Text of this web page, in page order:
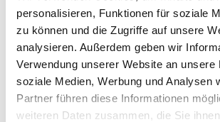
personalisieren, Funktionen für soziale
zu können und die Zugriffe auf unsere
analysieren. Außerdem geben wir
Verwendung unserer Website an unsere
soziale Medien, Werbung und Analysen
Partner führen diese Informationen
weiteren Daten zusammen, die Sie
Spannrahmen für Fenster
Der robuste Spannrahmen SP-B von
zuverlässigen Insektenschutz für
Fenster. Der stranggepresste